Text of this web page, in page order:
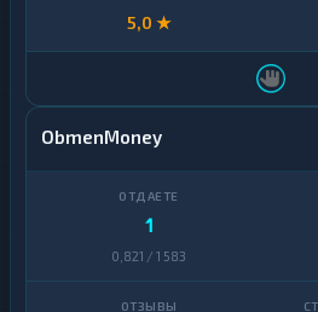
5,0 ★
ObmenMoney
1
0,821 / 1 583